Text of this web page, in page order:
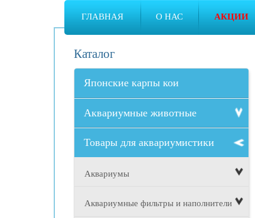
ГЛАВНАЯ О НАС АКЦИИ
Каталог
Японские карпы кои
Аквариумные животные
Товары для аквариумистики
Аквариумы
Аквариумные фильтры и наполнители